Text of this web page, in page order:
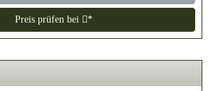
Preis prüfen bei *